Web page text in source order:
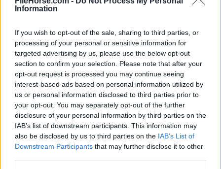
Information
If you wish to opt-out of the sale, sharing to third parties, or
processing of your personal or sensitive information for
targeted advertising by us, please use the below opt-out
section to confirm your selection. Please note that after your
opt-out request is processed you may continue seeing
interest-based ads based on personal information utilized by
us or personal information disclosed to third parties prior to
your opt-out. You may separately opt-out of the further
disclosure of your personal information by third parties on the
IAB’s list of downstream participants. This information may
also be disclosed by us to third parties on the IAB’s List of
Downstream Participants that may further disclose it to other
reciente de Virtual DJo leer nuestra reseña,
simplemente hazclic aquí .
Todas las versiones antiguas distribuidas en nuestro
sitio web son completamente libres de virus y están
disponibles para su descarga sin costo alguno.
Nos encantaría saber de ti
Si tienes alguna pregunta o idea que desees compartir